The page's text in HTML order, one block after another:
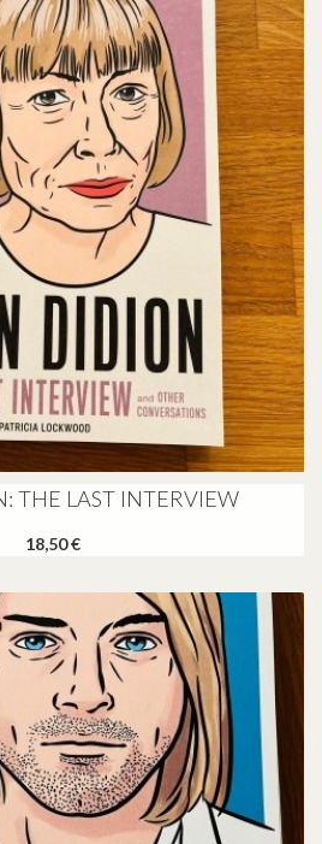
THE LAST INTERVIEW
18,50 €